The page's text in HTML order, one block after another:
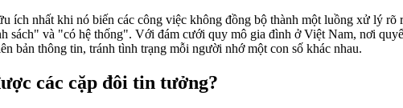
ích nhất khi nó biến các công việc không đồng bộ thành một luồng xử lý
sách" và "có hệ thống". Với đám cưới quy mô gia đình ở Việt Nam, nơi
bản thông tin, tránh tình trạng mỗi người nhớ một con số khác nhau.
các cặp đôi tin tưởng?